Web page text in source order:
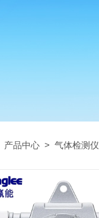
产品中心 > 气体检测仪